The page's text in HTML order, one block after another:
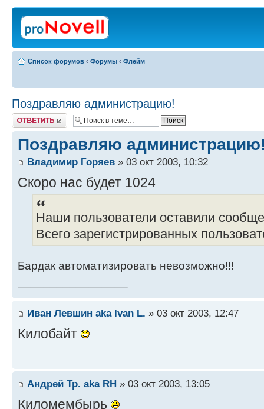
Список форумов ‹ Форумы ‹ Флейм
Поздравляю администрацию!
Ответить
Поздравляю
Владимир Горяев » 03 окт 2003, 10:32
Скоро нас будет 1024
Наши пользователи оставили
Всего зарегистрированных
Бардак автоматизировать невозможно!!!
Иван Левшин aka Ivan L. » 03 окт 2003, 12:47
Килобайт
Андрей Тр. aka RH » 03 окт 2003, 13:05
Киломембырь